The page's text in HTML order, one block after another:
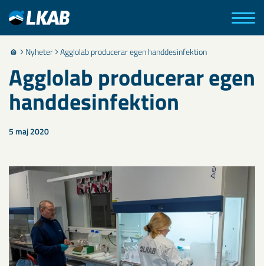
Nyheter Agglolab producerar egen handdesinfektion
Agglolab producerar egen
handdesinfektion
5 maj 2020